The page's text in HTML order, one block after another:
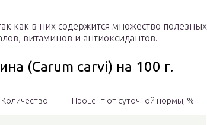
как в них содержится множество полезных
витаминов и антиоксидантов.
(Carum carvi) на 100 г.
Количество Процент от суточной нормы, %